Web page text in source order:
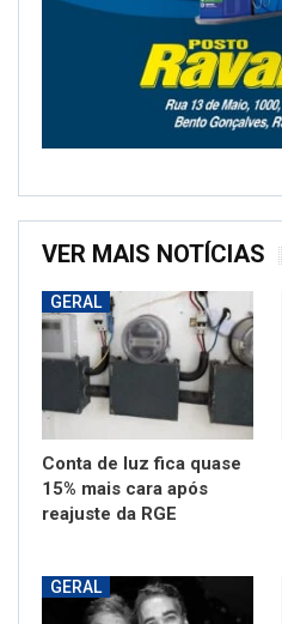
VER MAIS NOTÍCIAS
GERAL
Conta de luz fica quase
15% mais cara após
reajuste da RGE
GERAL